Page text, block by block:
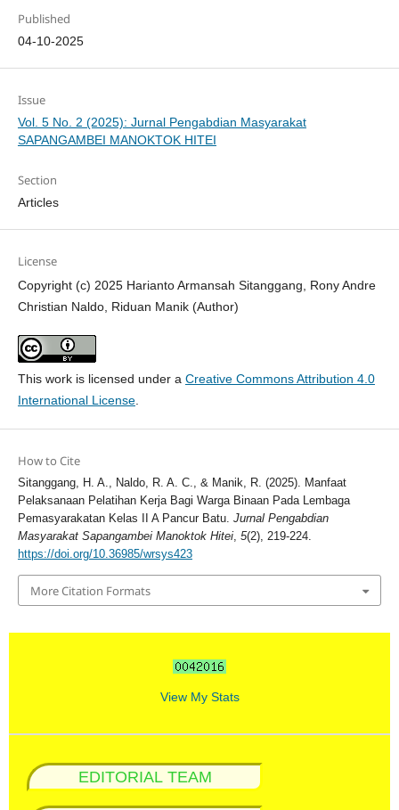
Published
04-10-2025
Issue
Vol. 5 No. 2 (2025): Jurnal Pengabdian Masyarakat
SAPANGAMBEI MANOKTOK HITEI
Section
Articles
License
Copyright (c) 2025 Harianto Armansah Sitanggang, Rony Andre
Christian Naldo, Riduan Manik (Author)
This work is licensed under a Creative Commons Attribution 4.0
International License.
How to Cite
Sitanggang, H. A., Naldo, R. A. C., & Manik, R. (2025). Manfaat
Pelaksanaan Pelatihan Kerja Bagi Warga Binaan Pada Lembaga
Pemasyarakatan Kelas II A Pancur Batu. Jurnal Pengabdian
Masyarakat Sapangambei Manoktok Hitei, 5(2), 219-224.
https://doi.org/10.36985/wrsys423
More Citation Formats
View My Stats
EDITORIAL TEAM